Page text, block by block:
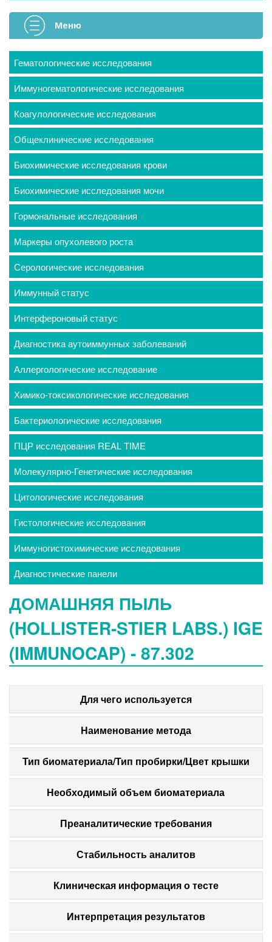
Меню
Гематологические исследования
Иммуногематологические исследования
Коагулологические исследования
Общеклинические исследования
Биохимические исследования крови
Биохимические исследования мочи
Гормональные исследования
Маркеры опухолевого роста
Серологические исследования
Иммунный статус
Интерфероновый статус
Диагностика аутоиммунных заболеваний
Аллергологические исследование
Химико-токсикологические исследования
Бактериологические исследования
ПЦР исследования REAL TIME
Молекулярно-Генетические исследования
Цитологические исследования
Гистологические исследования
Иммуногистохимические исследования
Диагностические панели
ДОМАШНЯЯ ПЫЛЬ
(HOLLISTER-STIER LABS.) IGE
(IMMUNOCAP) - 87.302
Для чего используется
Наименование метода
Тип биоматериала/Тип пробирки/Цвет крышки
Необходимый объем биоматериала
Преаналитические требования
Стабильность аналитов
Клиническая информация о тесте
Интерпретация результатов